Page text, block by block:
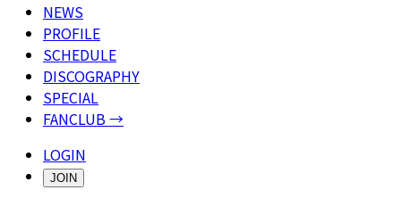
NEWS
PROFILE
SCHEDULE
DISCOGRAPHY
SPECIAL
FANCLUB →
LOGIN
JOIN